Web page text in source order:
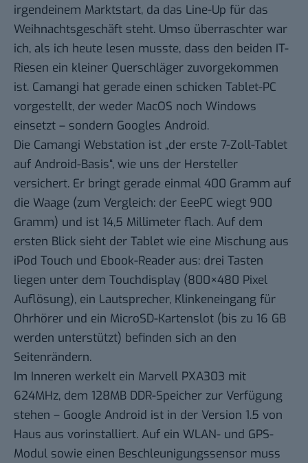
irgendeinem Marktstart, da das Line-Up für das
Weihnachtsgeschäft steht. Umso überraschter war
ich, als ich heute lesen musste, dass den beiden IT-
Riesen ein kleiner Querschläger zuvorgekommen
ist. Camangi hat gerade einen schicken Tablet-PC
vorgestellt, der weder MacOS noch Windows
einsetzt – sondern Googles Android.
Die Camangi Webstation ist „der erste 7-Zoll-Tablet
auf Android-Basis“, wie uns der Hersteller
versichert. Er bringt gerade einmal 400 Gramm auf
die Waage (zum Vergleich: der EeePC wiegt 900
Gramm) und ist 14,5 Millimeter flach. Auf dem
ersten Blick sieht der Tablet wie eine Mischung aus
iPod Touch und Ebook-Reader aus: drei Tasten
liegen unter dem Touchdisplay (800×480 Pixel
Auflösung), ein Lautsprecher, Klinkeneingang für
Ohrhörer und ein MicroSD-Kartenslot (bis zu 16 GB
werden unterstützt) befinden sich an den
Seitenrändern.
Im Inneren werkelt ein Marvell PXA303 mit
624MHz, dem 128MB DDR-Speicher zur Verfügung
stehen – Google Android ist in der Version 1.5 von
Haus aus vorinstalliert. Auf ein WLAN- und GPS-
Modul sowie einen Beschleunigungssensor muss